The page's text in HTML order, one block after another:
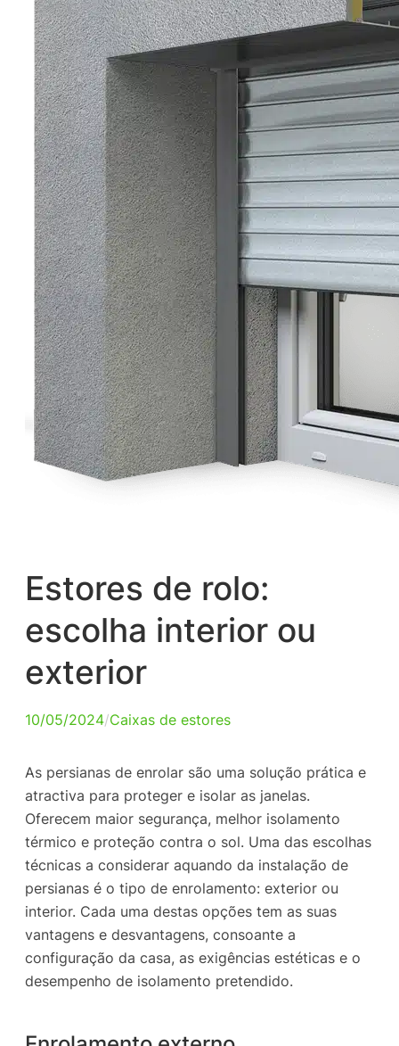
Estores de rolo:
escolha interior ou
exterior
10/05/2024/Caixas de estores
As persianas de enrolar são uma solução prática e
atractiva para proteger e isolar as janelas.
Oferecem maior segurança, melhor isolamento
térmico e proteção contra o sol. Uma das escolhas
técnicas a considerar aquando da instalação de
persianas é o tipo de enrolamento: exterior ou
interior. Cada uma destas opções tem as suas
vantagens e desvantagens, consoante a
configuração da casa, as exigências estéticas e o
desempenho de isolamento pretendido.